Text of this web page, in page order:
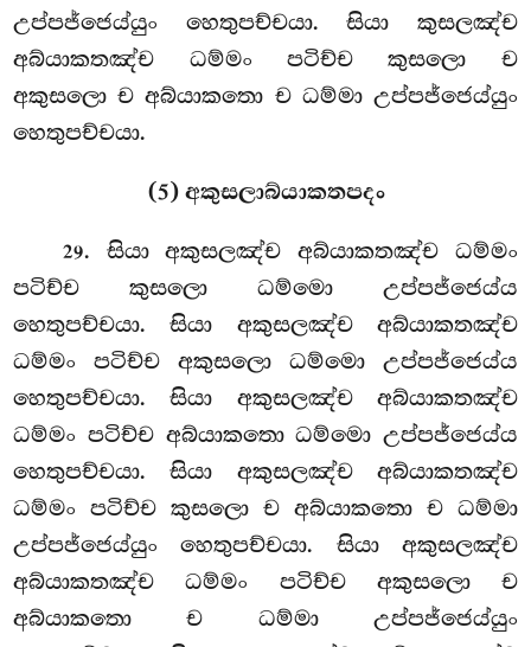
උප්පජ්ජෙය්යුං හෙතුපච්චයා. සියා කුසලඤ්ච
අබ්යාකතඤ්ච ධම්මං පටිච්ච කුසලො ච
අකුසලො ච අබ්යාකතො ච ධම්මා උප්පජ්ජෙය්යුං
හෙතුපච්චයා.
(5) අකුසලාබ්යාකතපදං
29. සියාඅකුසලඤ්ච අබ්යාකතඤ්ච ධම්මං
පටිච්ච කුසලො ධම්මො උප්පජ්ජෙය්ය
හෙතුපච්චයා. සියා අකුසලඤ්ච අබ්යාකතඤ්ච
ධම්මං පටිච්ච අකුසලො ධම්මො උප්පජ්ජෙය්ය
හෙතුපච්චයා. සියා අකුසලඤ්ච අබ්යාකතඤ්ච
ධම්මං පටිච්ච අබ්යාකතො ධම්මො උප්පජ්ජෙය්ය
හෙතුපච්චයා. සියා අකුසලඤ්ච අබ්යාකතඤ්ච
ධම්මං පටිච්ච කුසලො ච අබ්යාකතො ච ධම්මා
උප්පජ්ජෙය්යුං හෙතුපච්චයා. සියා අකුසලඤ්ච
අබ්යාකතඤ්ච ධම්මං පටිච්ච අකුසලො ච
අබ්යාකතො ච ධම්මා උප්පජ්ජෙය්යුං